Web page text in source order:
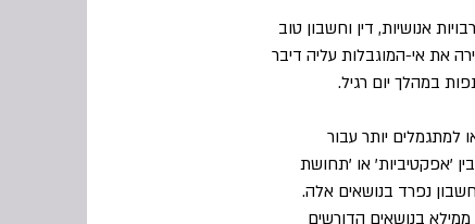
אנושיות, דין וחשבון טוב
את אי-המוגבלות עליה דיבר
במהלך יום רגיל.
למתגמלים יותר עבור
'אפקטיביות' או 'תחושת
נפרד בנושאים אלה.
בנושאים הדורשים